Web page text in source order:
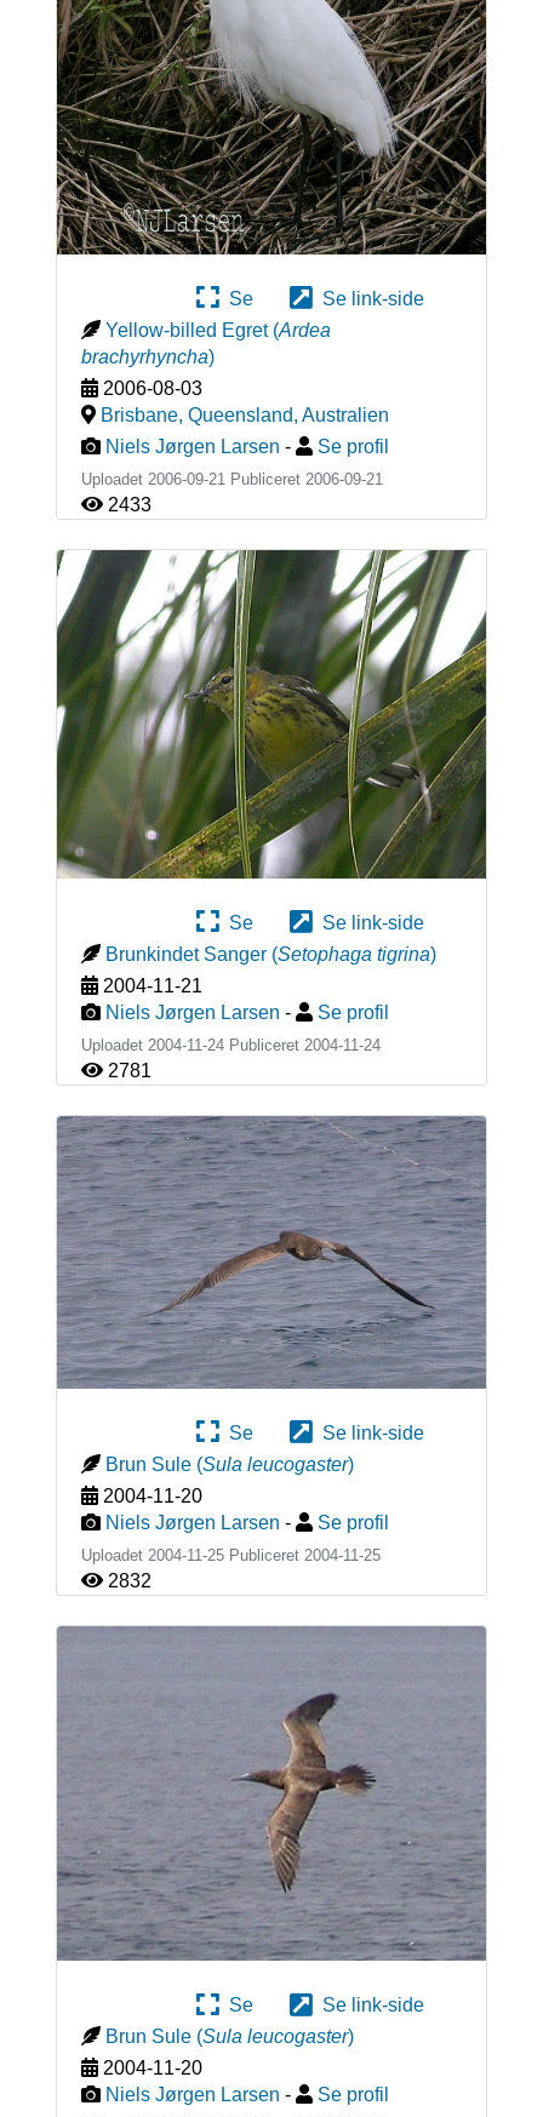
Se
Se link-side
Yellow-billed Egret (Ardea
brachyrhyncha)
2006-08-03
Brisbane, Queensland, Australien
Niels Jørgen Larsen - Se profil
Uploadet 2006-09-21 Publiceret 2006-09-21
2433
Se
Se link-side
Brunkindet Sanger (Setophaga tigrina)
2004-11-21
Niels Jørgen Larsen - Se profil
Uploadet 2004-11-24 Publiceret 2004-11-24
2781
Se
Se link-side
Brun Sule (Sula leucogaster)
2004-11-20
Niels Jørgen Larsen - Se profil
Uploadet 2004-11-25 Publiceret 2004-11-25
2832
Se
Se link-side
Brun Sule (Sula leucogaster)
2004-11-20
Niels Jørgen Larsen - Se profil